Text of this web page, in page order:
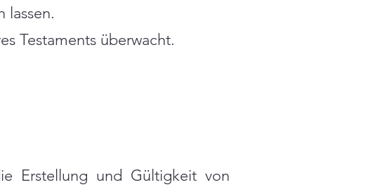
lassen.
Testaments überwacht.
Erstellung und Gültigkeit von